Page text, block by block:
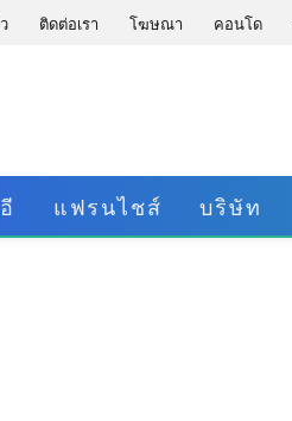
ติดต่อเรา โฆษณา คอนโด
แฟรนไชส์ บริษัท